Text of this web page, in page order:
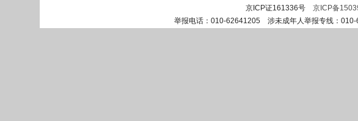
京ICP证161336号 京ICP备
举报电话：010-62641205 涉未成年人举报专线：